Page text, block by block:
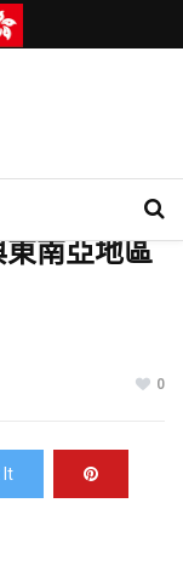
「龍年
南亞地區
0
It